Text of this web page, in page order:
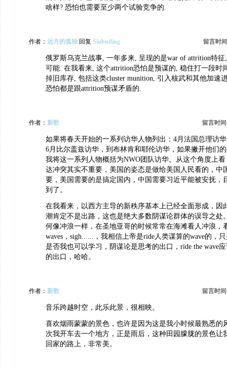
啥样? 恐怕也需要至少两个试验竞争的.
作者： 远方的孤独 回复 Siubuding 留言时
俄罗斯乌克兰战事, 一年多来, 呈现的是war of attrition特
可能. 在我看来, 这个attrition恐怕是预谋的, 稳住打一段时
掉旧库存, 包括这类cluster munition, 引入核武和其他加速
恐怕都是跟attrition预谋矛盾的.
作者： 新歌 留言时间
如果将春天开始的一系列访华人物列出：4月法国总理访
6月比尔盖兹访华，到布林肯和耶伦访华，如果撇开他们
我将这一系列人物概括为NWO团队访华。从这个角度上
达冲突其实不重要，美国的姿态是做给美国人民看的，中
要，美国需要的是搞定国内，中国需要习近平能被安抚，
到了。
在我看来，以西方主导的新秩序基本上已经全面形成，因
潮肯定不是出路，这也是绝大多数阴谋论群体的误导之处
何像冲浪一样，在圣地亚哥的时候常常在海滩看人冲浪，
waves，sigh......，我相信上帝是ride人类谋算的wave的，
是否我也可以学习，阴谋论是思考的出口，ride the wave
的出口，哈哈。
作者： 新歌 留言时间
音乐跨越时空，此乐此景，很相映。
喜欢烟雨蒙蒙的景色，也许是因为这是我小时候最熟悉的
次我开车去一个地方，正是雨后，这种田园朦胧的景色让
回家的路上，非常美。